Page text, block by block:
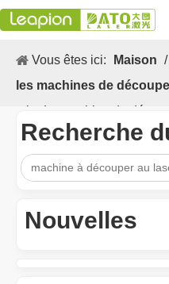
Vous êtes ici: Maison /
les machines de
tube La machine de
de printemps!
Recherche
Nouvelles